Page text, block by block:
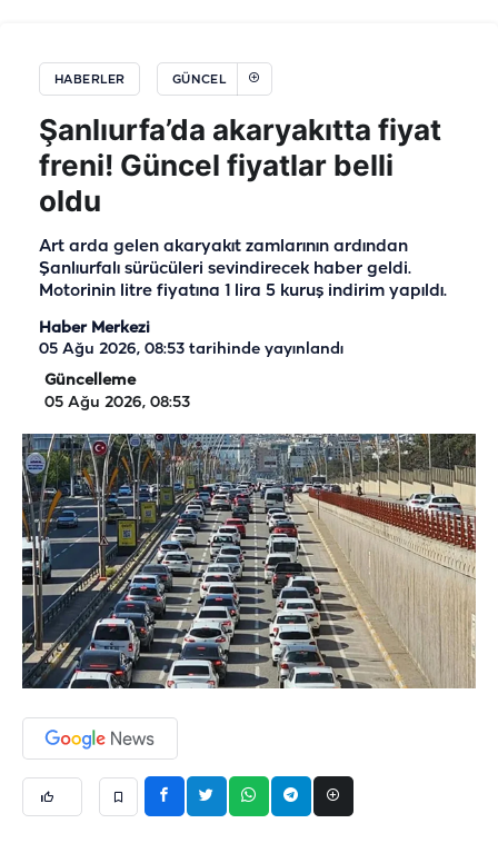
HABERLER GÜNCEL
Şanlıurfa’da akaryakıtta fiyat
freni! Güncel fiyatlar belli
oldu
Art arda gelen akaryakıt zamlarının ardından
Şanlıurfalı sürücüleri sevindirecek haber geldi.
Motorinin litre fiyatına 1 lira 5 kuruş indirim yapıldı.
Haber Merkezi
05 Ağu 2026, 08:53 tarihinde yayınlandı
Güncelleme
05 Ağu 2026, 08:53